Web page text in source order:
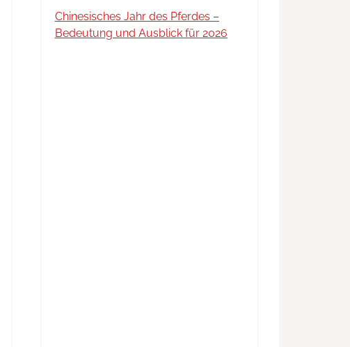
Chinesisches Jahr des Pferdes –
Bedeutung und Ausblick für 2026